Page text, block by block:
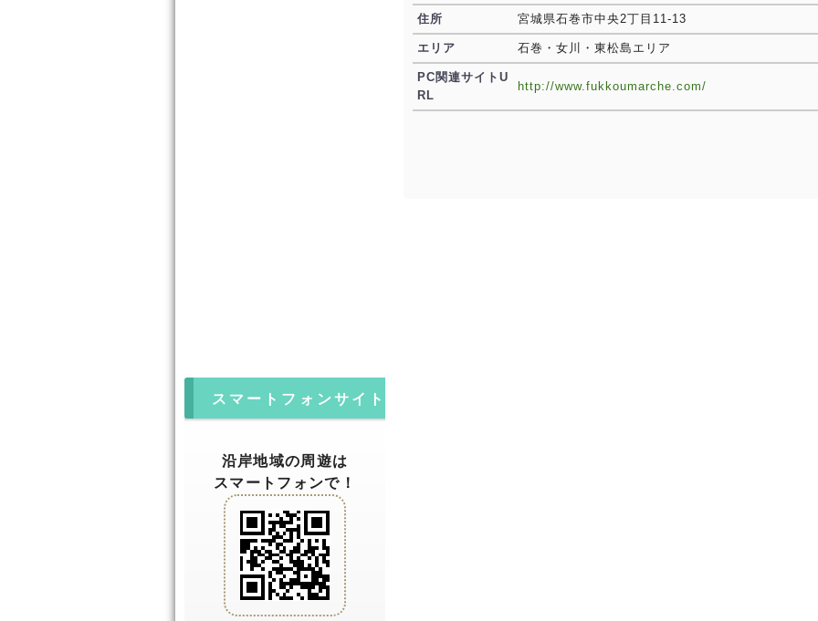
スマートフォンサイト
沿岸地域の周遊は
スマートフォンで！
住所 宮城県石巻市中央2丁目11-13
エリア 石巻・女川・東松島エリア
PC関連サイトU
RL
http://www.fukkoumarche.com/